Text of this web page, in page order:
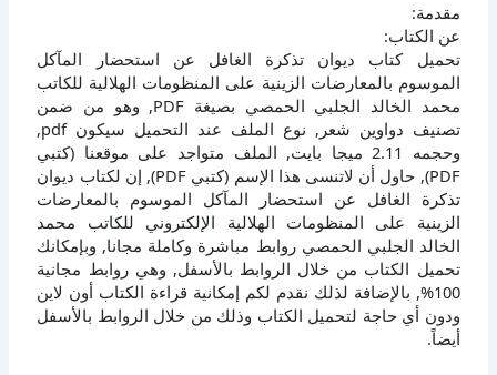
مقدمة:
عن الكتاب:
تحميل كتاب ديوان تذكرة الغافل عن استحضار المآكل
الموسوم بالمعارضات الزينية على المنظومات الهلالية للكاتب
محمد الخالد الجلبي الحمصي بصيغة PDF, وهو من ضمن
تصنيف دواوين شعر, نوع الملف عند التحميل سيكون pdf,
وحجمه 2.11 ميجا بايت, الملف متواجد على موقعنا (كتبي
PDF), حاول أن لاتنسى هذا الإسم (كتبي PDF), إن لكتاب ديوان
تذكرة الغافل عن استحضار المآكل الموسوم بالمعارضات
الزينية على المنظومات الهلالية الإلكتروني للكاتب محمد
الخالد الجلبي الحمصي روابط مباشرة وكاملة مجانا, وبإمكانك
تحميل الكتاب من خلال الروابط بالأسفل, وهي روابط مجانية
100%, بالإضافة لذلك نقدم لكم إمكانية قراءة الكتاب أون لاين
ودون أي حاجة لتحميل الكتاب وذلك من خلال الروابط بالأسفل
أيضاً.